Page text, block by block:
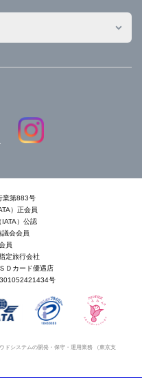
業第883号
）正会員
）公認
議会会員
員
定旅行会社
Ｄカード優遇店
号
ドシステムの開発・保守・運用業務 （東京支